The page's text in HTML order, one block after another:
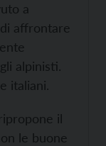
a
affrontare
alpinisti.
italiani.
il
le buone